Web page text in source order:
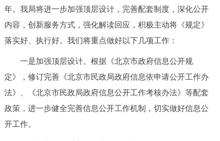
年。我局将进一步加强顶层设计，完善配套制度，深化公开
内容，创新服务方式，强化解读回应，积极主动将《规定》
落实好、执行好。我们将重点做好以下几项工作：
一是加强顶层设计。根据《北京市政府信息公开规
定》，修订完善《北京市民政局政府信息依申请公开工作办
法》、《北京市民政局政府信息公开工作考核办法》等配套
政策，进一步健全完善信息公开工作机制，切实做好信息公
开工作。